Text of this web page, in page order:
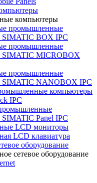
компьютеры
промышленные
SIMATIC BOX IPC
промышленные
SIMATIC MICROBOX
промышленные
SIMATIC NANOBOX IPC
компьютеры
IPC
Panel IPC
LCD мониторы
LCD клавиатура
оборудование
сетевое оборудование